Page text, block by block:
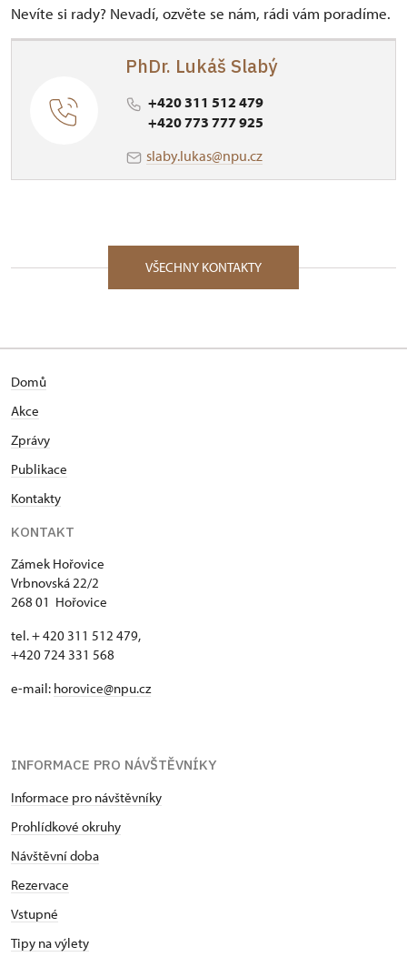
Nevíte si rady? Nevadí, ozvěte se nám, rádi vám poradíme.
PhDr. Lukáš Slabý
+420 311 512 479
+420 773 777 925
slaby.lukas@npu.cz
VŠECHNY KONTAKTY
Domů
Akce
Zprávy
Publikace
Kontakty
KONTAKT
Zámek Hořovice
Vrbnovská 22/2
268 01 Hořovice
tel. + 420 311 512 479,
+420 724 331 568
e-mail: horovice@npu.cz
INFORMACE PRO NÁVŠTĚVNÍKY
Informace pro návštěvníky
Prohlídkové okruhy
Návštěvní doba
Rezervace
Vstupné
Tipy na výlety